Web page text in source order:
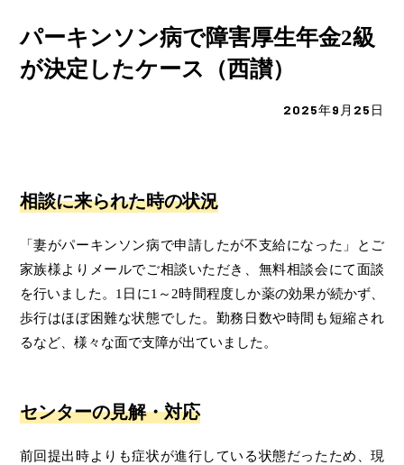
パーキンソン病で障害厚生年金2級
が決定したケース（西讃）
2025年9月25日
相談に来られた時の状況
「妻がパーキンソン病で申請したが不支給になった」とご
家族様よりメールでご相談いただき、無料相談会にて面談
を行いました。1日に1～2時間程度しか薬の効果が続かず、
歩行はほぼ困難な状態でした。勤務日数や時間も短縮され
るなど、様々な面で支障が出ていました。
センターの見解・対応
前回提出時よりも症状が進行している状態だったため、現